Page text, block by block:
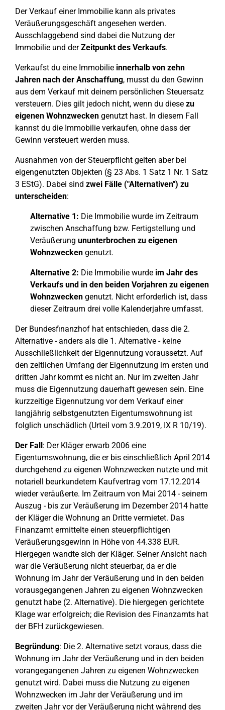
Der Verkauf einer Immobilie kann als privates
Veräußerungsgeschäft angesehen werden.
Ausschlaggebend sind dabei die Nutzung der
Immobilie und derZeitpunkt des Verkaufs.
Verkaufst du eine Immobilie innerhalb von zehn
Jahren nach der Anschaffung, musst du den Gewinn
aus dem Verkauf mit deinem persönlichen Steuersatz
versteuern. Dies gilt jedoch nicht, wenn du diese zu
eigenen Wohnzwecken genutzt hast. In diesem Fall
kannst du die Immobilie verkaufen, ohne dass der
Gewinn versteuert werden muss.
Ausnahmen von der Steuerpflicht gelten aber bei
eigengenutzten Objekten (§ 23 Abs. 1 Satz 1 Nr. 1 Satz
3 EStG). Dabei sind zwei Fälle ("Alternativen") zu
unterscheiden:
Alternative 1: Die Immobilie wurde im Zeitraum
zwischen Anschaffung bzw. Fertigstellung und
Veräußerung ununterbrochen zu eigenen
Wohnzwecken genutzt.
Alternative 2: Die Immobilie wurde im Jahr des
Verkaufs und in den beiden Vorjahren zu eigenen
Wohnzwecken genutzt. Nicht erforderlich ist, dass
dieser Zeitraum drei volle Kalenderjahre umfasst.
Der Bundesfinanzhof hat entschieden, dass die 2.
Alternative - anders als die 1. Alternative - keine
Ausschließlichkeit der Eigennutzung voraussetzt. Auf
den zeitlichen Umfang der Eigennutzung im ersten und
dritten Jahr kommt es nicht an. Nur im zweiten Jahr
muss die Eigennutzung dauerhaft gewesen sein. Eine
kurzzeitige Eigennutzung vor dem Verkauf einer
langjährig selbstgenutzten Eigentumswohnung ist
folglich unschädlich (Urteil vom 3.9.2019, IX R 10/19).
Der Fall: Der Kläger erwarb 2006 eine
Eigentumswohnung, die er bis einschließlich April 2014
durchgehend zu eigenen Wohnzwecken nutzte und mit
notariell beurkundetem Kaufvertrag vom 17.12.2014
wieder veräußerte. Im Zeitraum von Mai 2014 - seinem
Auszug - bis zur Veräußerung im Dezember 2014 hatte
der Kläger die Wohnung an Dritte vermietet. Das
Finanzamt ermittelte einen steuerpflichtigen
Veräußerungsgewinn in Höhe von 44.338 EUR.
Hiergegen wandte sich der Kläger. Seiner Ansicht nach
war die Veräußerung nicht steuerbar, da er die
Wohnung im Jahr der Veräußerung und in den beiden
vorausgegangenen Jahren zu eigenen Wohnzwecken
genutzt habe (2. Alternative). Die hiergegen gerichtete
Klage war erfolgreich; die Revision des Finanzamts hat
der BFH zurückgewiesen.
Begründung: Die 2. Alternative setzt voraus, dass die
Wohnung im Jahr der Veräußerung und in den beiden
vorangegangenen Jahren zu eigenen Wohnzwecken
genutzt wird. Dabei muss die Nutzung zu eigenen
Wohnzwecken im Jahr der Veräußerung und im
zweiten Jahr vor der Veräußerung nicht während des